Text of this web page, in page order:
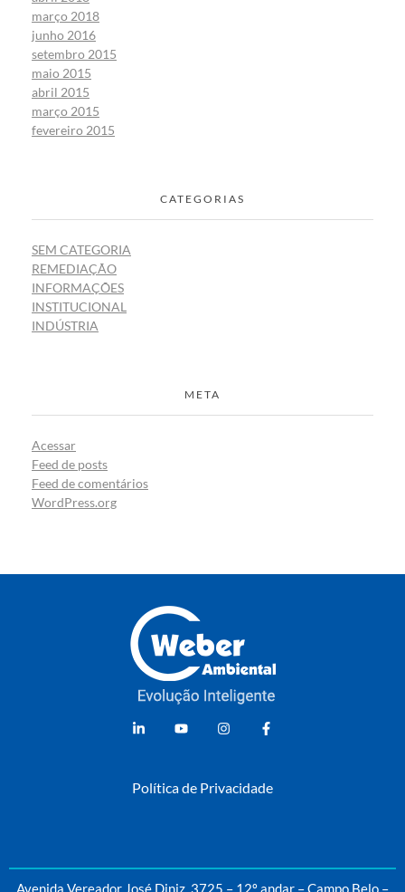
março 2018
junho 2016
setembro 2015
maio 2015
abril 2015
março 2015
fevereiro 2015
CATEGORIAS
SEM CATEGORIA
REMEDIAÇÃO
INFORMAÇÕES
INSTITUCIONAL
INDÚSTRIA
META
Acessar
Feed de posts
Feed de comentários
WordPress.org
Política de Privacidade
Avenida Vereador José Diniz, 3725 – 12º andar – Campo Belo –